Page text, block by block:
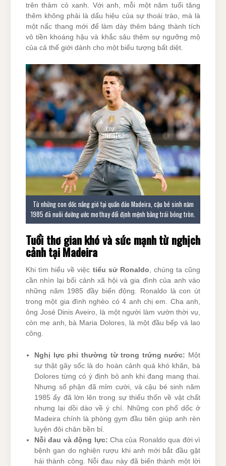
trên thảm cỏ xanh. Với anh, mỗi một năm tuổi tăng
thêm không phải là dấu hiệu của sự thoái trào, mà là
một nấc thang mới để làm dày thêm bảng thành tích
vô tiền khoáng hậu và khắc sâu thêm sự ngưỡng mộ
của cả thế giới dành cho một biểu tượng bất diệt.
Từ những con dốc nắng gió tại quần đảo Madeira, cậu bé sinh năm
1985 đã nuôi dưỡng ước mơ thay đổi định mệnh bằng trái bóng tròn.
Tuổi thơ gian khó và sức mạnh từ nghịch
cảnh tại Madeira
Khi tìm hiểu về việc tiểu sử Ronaldo , chúng ta cũng
cần nhìn lại bối cảnh xã hội và gia đình của anh vào
những năm 1985 đầy biến động. Ronaldo là con út
trong một gia đình nghèo có 4 anh chị em. Cha anh,
ông José Dinis Aveiro, là một người làm vườn thời vụ,
còn mẹ anh, bà Maria Dolores, là một đầu bếp và lao
công.
Nghị lực phi thường từ trong trứng nước: Một
sự thật gây sốc là do hoàn cảnh quá khó khăn, bà
Dolores từng có ý định bỏ anh khi đang mang thai.
Nhưng số phận đã mỉm cười, và cậu bé sinh năm
1985 ấy đã lớn lên trong sự thiếu thốn về vật chất
nhưng lại dồi dào về ý chí. Những con phố dốc ở
Madeira chính là phòng gym đầu tiên giúp anh rèn
luyện đôi chân bền bỉ.
Nỗi đau và động lực: Cha của Ronaldo qua đời vì
bệnh gan do nghiện rượu khi anh mới bắt đầu gặt
hái thành công. Nỗi đau này đã biến thành một lời